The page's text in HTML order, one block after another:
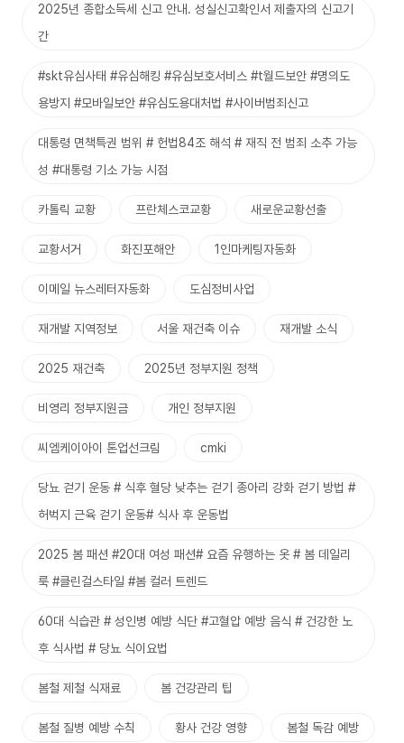
2025년 종합소득세 신고 안내. 성실신고확인서 제출자의 신고기
간
#skt유심사태 #유심해킹 #유심보호서비스 #t월드보안 #명의도
용방지 #모바일보안 #유심도용대처법 #사이버범죄신고
대통령 면책특권 범위 # 헌법84조 해석 # 재직 전 범죄 소추 가능
성 #대통령 기소 가능 시점
카톨릭 교황 프란체스코교황 새로운교황선출
교황서거 화진포해안 1인마케팅자동화
이메일 뉴스레터자동화 도심정비사업
재개발 지역정보 서울 재건축 이슈 재개발 소식
2025 재건축 2025년 정부지원 정책
비영리 정부지원금 개인 정부지원
씨엠케이아이 톤업선크림 cmki
당뇨 걷기 운동 # 식후 혈당 낮추는 걷기 종아리 강화 걷기 방법 #
허벅지 근육 걷기 운동# 식사 후 운동법
2025 봄 패션 #20대 여성 패션# 요즘 유행하는 옷 # 봄 데일리
룩 #클린걸스타일 #봄 컬러 트렌드
60대 식습관 # 성인병 예방 식단 #고혈압 예방 음식 # 건강한 노
후 식사법 # 당뇨 식이요법
봄철 제철 식재료 봄 건강관리 팁
봄철 질병 예방 수칙 황사 건강 영향 봄철 독감 예방